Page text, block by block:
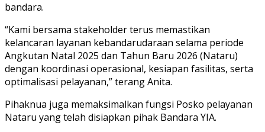
bandara.
“Kami bersama stakeholder terus memastikan
kelancaran layanan kebandarudaraan selama periode
Angkutan Natal 2025 dan Tahun Baru 2026 (Nataru)
dengan koordinasi operasional, kesiapan fasilitas, serta
optimalisasi pelayanan,” terang Anita.
Pihaknua juga memaksimalkan fungsi Posko pelayanan
Nataru yang telah disiapkan pihak Bandara YIA.